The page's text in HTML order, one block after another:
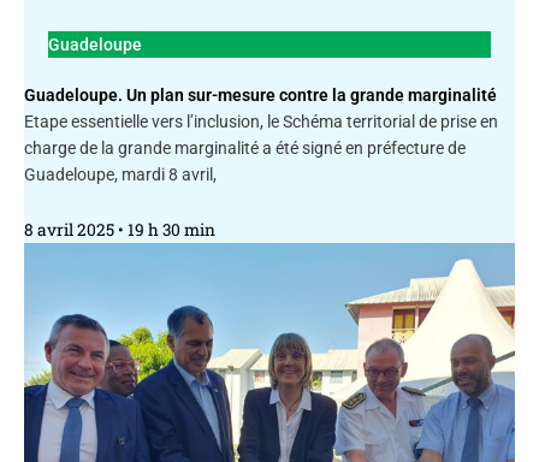
Guadeloupe
Guadeloupe. Un plan sur-mesure contre la grande marginalité
Etape essentielle vers l’inclusion, le Schéma territorial de prise en
charge de la grande marginalité a été signé en préfecture de
Guadeloupe, mardi 8 avril,
8 avril 2025 19 h 30 min